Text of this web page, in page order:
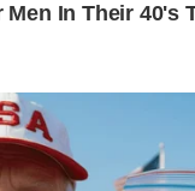
In Their 40's